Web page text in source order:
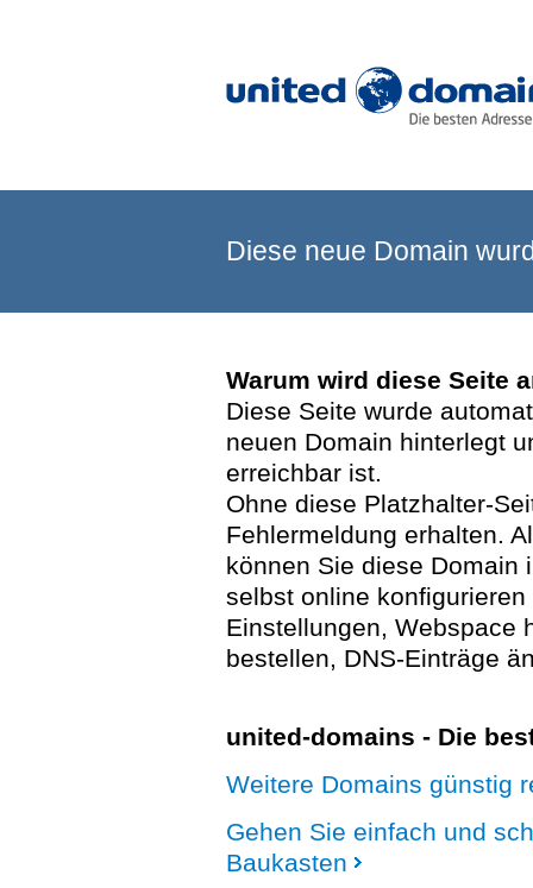
Diese neue Domain
Warum wird diese Seite
Diese Seite wurde
neuen Domain hinterlegt
erreichbar ist.
Ohne diese Platzhalter-
Fehlermeldung erhalten.
können Sie diese Domain
selbst online
Einstellungen, Webspace
bestellen, DNS-Einträge
united-domains - Die
Weitere Domains günstig
Gehen Sie einfach und
Baukasten